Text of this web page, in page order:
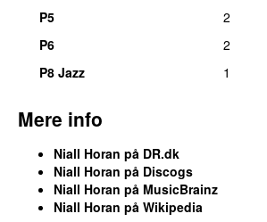
tirs 14. maj 2013
Medvirkende (sang):
One Direction
tirs 3. sep 2013
Medvirkende (sang):Niall Horan
One Direction–Stockholm Syndrome
P5
2
P6
2
P8 Jazz
1
Mere info
Niall Horan på DR.dk
Niall Horan på Discogs
Niall Horan på MusicBrainz
Niall Horan på Wikipedia